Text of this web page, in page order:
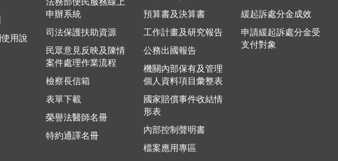
用說
法務部便民服務線上
申辦系統
司法保護扶助資源
民眾意見反映及陳情
案件處理作業流程
檢察長信箱
表單下載
榮譽法醫師名冊
特約通譯名冊
預算書及決算書
工作計畫及研究報告
公務出國報告
機關內部保有及管理
個人資料項目彙整表
國家賠償事件收結情
形表
內部控制聲明書
檔案應用專區
緩起訴處分金成效
申請緩起訴處分金受
支付對象